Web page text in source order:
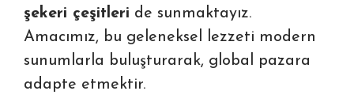
şekeri çeşitleri de sunmaktayız.
Amacımız, bu geleneksel lezzeti modern
sunumlarla buluşturarak, global pazara
adapte etmektir.